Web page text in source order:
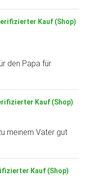
Kauf (Shop)
den Papa für
Kauf (Shop)
meinem Vater gut
Kauf (Shop)